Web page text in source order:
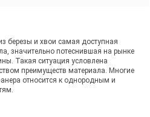
березы и хвои самая доступная
значительно потеснившая на рынке
Такая ситуация условлена
преимуществ материала. Многие
относится к однородным и